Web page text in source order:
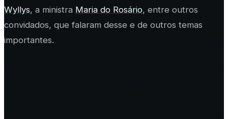
Wyllys, a ministra Maria do Rosário, entre outros
convidados, que falaram desse e de outros temas
importantes.